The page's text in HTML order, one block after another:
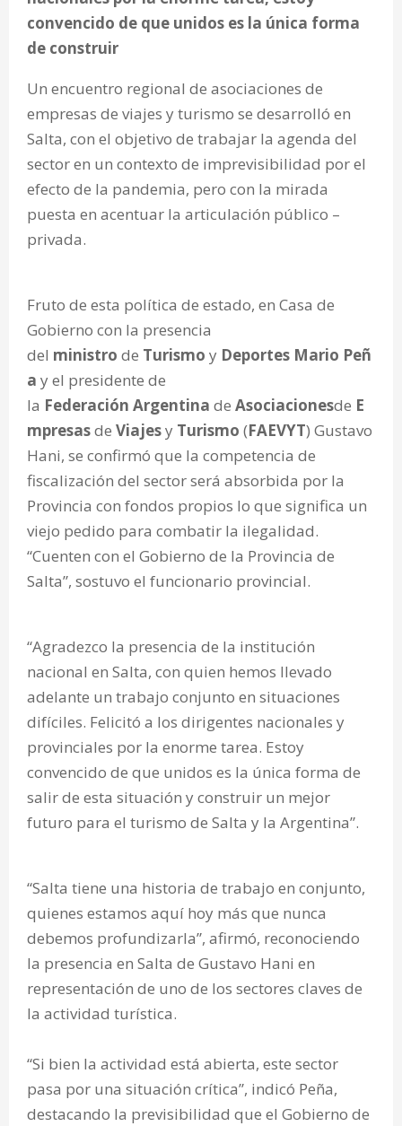
convencido de que unidos es la única forma
de construir
Un encuentro regional de asociaciones de
empresas de viajes y turismo se desarrolló en
Salta, con el objetivo de trabajar la agenda del
sector en un contexto de imprevisibilidad por el
efecto de la pandemia, pero con la mirada
puesta en acentuar la articulación público –
privada.
Fruto de esta política de estado, en Casa de
Gobierno con la presencia
del ministro de Turismo y Deportes Mario Peñ
a y el presidente de
la Federación Argentina de Asociacionesde E
mpresasde Viajesy Turismo (FAEVYT) Gustavo
Hani, se confirmó que la competencia de
fiscalización del sector será absorbida por la
Provincia con fondos propios lo que significa un
viejo pedido para combatir la ilegalidad.
“Cuenten con el Gobierno de la Provincia de
Salta”, sostuvo el funcionario provincial.
“Agradezco la presencia de la institución
nacional en Salta, con quien hemos llevado
adelante un trabajo conjunto en situaciones
difíciles. Felicitó a los dirigentes nacionales y
provinciales por la enorme tarea. Estoy
convencido de que unidos es la única forma de
salir de esta situación y construir un mejor
futuro para el turismo de Salta y la Argentina”.
“Salta tiene una historia de trabajo en conjunto,
quienes estamos aquí hoy más que nunca
debemos profundizarla”, afirmó, reconociendo
la presencia en Salta de Gustavo Hani en
representación de uno de los sectores claves de
la actividad turística.
“Si bien la actividad está abierta, este sector
pasa por una situación crítica”, indicó Peña,
destacando la previsibilidad que el Gobierno de